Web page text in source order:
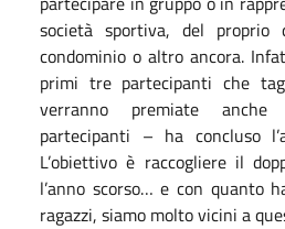
società sportiva, del proprio
condominio o altro ancora.
primi tre partecipanti che
verranno premiate
partecipanti – ha concluso
L’obiettivo è raccogliere il
l’anno scorso… e con quanto
ragazzi, siamo molto vicini a